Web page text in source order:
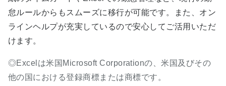
怠ルールからもスムーズに移行が可能です。また、オン
ラインヘルプが充実しているので安心してご活用いただ
けます。
◎Excelは米国Microsoft Corporationの、米国及びその
他の国における登録商標または商標です。